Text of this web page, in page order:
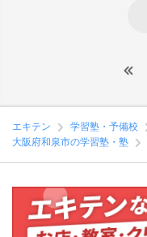
エキテン 学習塾・予備校
大阪府和泉市の学習塾・塾